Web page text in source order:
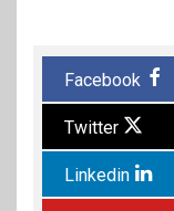
Facebook
Twitter
Linkedin